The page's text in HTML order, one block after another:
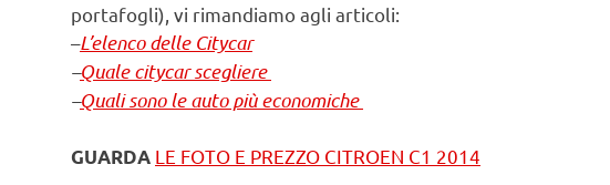
portafogli), vi rimandiamo agli articoli:
–L’elenco delle Citycar
–Quale citycar scegliere
–Quali sono le auto più economiche
GUARDA LE FOTO E PREZZO CITROEN C1 2014